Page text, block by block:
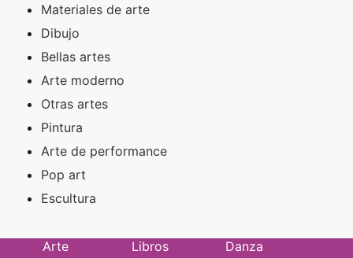
Materiales de arte
Dibujo
Bellas artes
Arte moderno
Otras artes
Pintura
Arte de performance
Pop art
Escultura
Arte Libros Danza